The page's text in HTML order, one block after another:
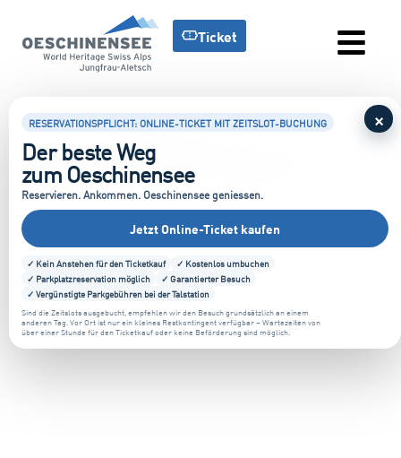
Ticket
×
RESERVATIONSPFLICHT: ONLINE-TICKET MIT ZEITSLOT-BUCHUNG
Der beste Weg
zum Oeschinensee
Reservieren. Ankommen. Oeschinensee geniessen.
Jetzt Online-Ticket kaufen
✓ Kein Anstehen für den Ticketkauf
✓ Kostenlos umbuchen
✓ Parkplatzreservation möglich
✓ Garantierter Besuch
✓ Vergünstigte Parkgebühren bei der Talstation
Sind die Zeitslots ausgebucht, empfehlen wir den Besuch grundsätzlich an einem
anderen Tag. Vor Ort ist nur ein kleines Restkontingent verfügbar – Wartezeiten von
über einer Stunde für den Ticketkauf oder keine Beförderung sind möglich.
#FeeltheLove